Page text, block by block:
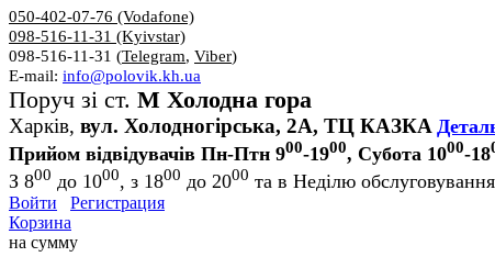
050-402-07-76 (Vodafone)
098-516-11-31 (Kyivstar)
098-516-11-31 (Telegram, Viber)
E-mail: info@polovik.kh.ua
Поруч зі ст. М Холодна гора
Харків, вул. Холодногірська, 2А, ТЦ КАЗКА
Прийом відвідувачів Пн-Птн 900-1900, Субота 1000-18
З 800 до 1000, з 1800 до 2000 та в Неділю
Войти
Регистрация
Корзина
на сумму